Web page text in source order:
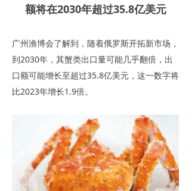
额将在2030年超过35.8亿美元
广州渔博会了解到，随着俄罗斯开拓新市场，
到2030年，其蟹类出口量可能几乎翻倍，出
口额可能增长至超过35.8亿美元，这一数字将
比2023年增长1.9倍。